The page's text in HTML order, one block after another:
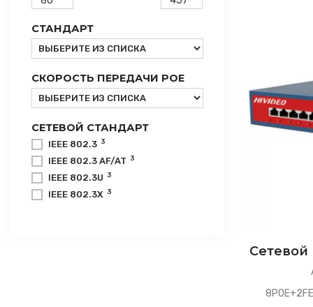
СТАНДАРТ
СКОРОСТЬ ПЕРЕДАЧИ POE
СЕТЕВОЙ СТАНДАРТ
IEEE 802.3 3
IEEE 802.3 AF/AT 3
IEEE 802.3U 3
IEEE 802.3X 3
Сетевой